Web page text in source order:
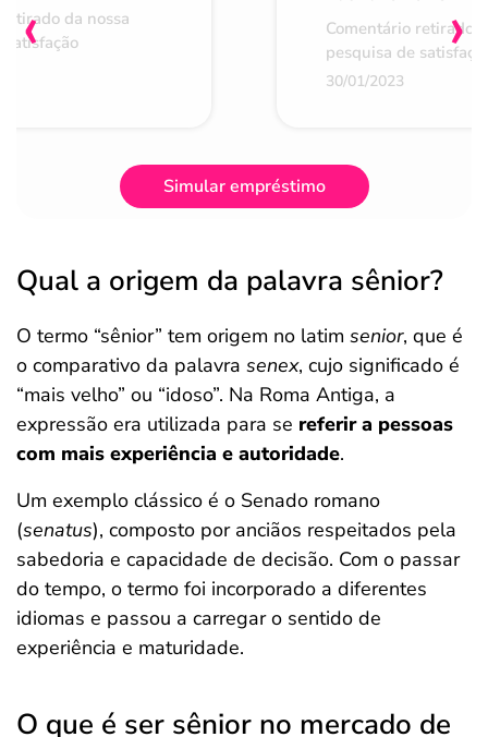
da nossa
Comentário retirado
pesquisa de
30/01/2023
‹ ›
Simular empréstimo
Qual a origem da palavra sênior?
O termo “sênior” tem origem no latim senior, que é
o comparativo da palavra senex, cujo significado é
“mais velho” ou “idoso”. Na Roma Antiga, a
expressão era utilizada para se referir a pessoas
com mais experiência e autoridade.
Um exemplo clássico é o Senado romano
(senatus), composto por anciãos respeitados pela
sabedoria e capacidade de decisão. Com o passar
do tempo, o termo foi incorporado a diferentes
idiomas e passou a carregar o sentido de
experiência e maturidade.
O que é ser sênior no mercado de